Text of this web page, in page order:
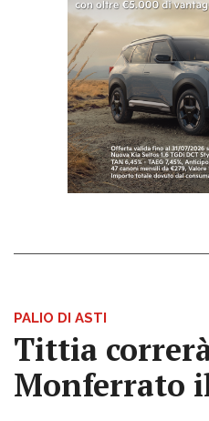
PALIO DI ASTI
Tittia
Monferrato